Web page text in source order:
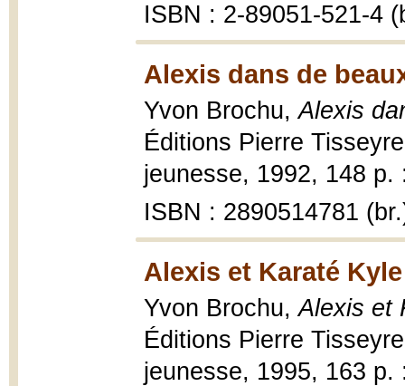
ISBN : 2-89051-521-4
Alexis dans de
Yvon Brochu,Alexis
Éditions Pierre
jeunesse, 1992, 148 p.
ISBN : 2890514781
Alexis et Karaté
Yvon Brochu,Alexis et
Éditions Pierre
jeunesse, 1995, 163 p.